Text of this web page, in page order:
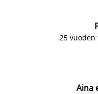
25 vuoden
Aina